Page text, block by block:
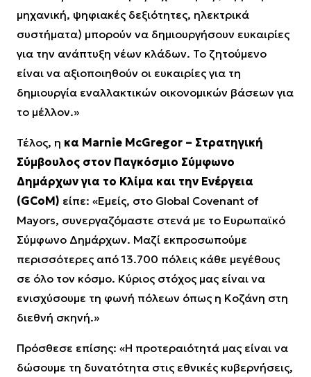
μηχανική, ψηφιακές δεξιότητες, ηλεκτρικά
συστήματα) μπορούν να δημιουργήσουν ευκαιρίες
για την ανάπτυξη νέων κλάδων. Το ζητούμενο
είναι να αξιοποιηθούν οι ευκαιρίες για τη
δημιουργία εναλλακτικών οικονομικών βάσεων για
το μέλλον.»
Τέλος, η κα Marnie McGregor – Στρατηγική
Σύμβουλος στον Παγκόσμιο Σύμφωνο
Δημάρχων για το Κλίμα και την Ενέργεια
(GCoM) είπε: «Εμείς, στο Global Covenant of
Mayors, συνεργαζόμαστε στενά με το Ευρωπαϊκό
Σύμφωνο Δημάρχων. Μαζί εκπροσωπούμε
περισσότερες από 13.700 πόλεις κάθε μεγέθους
σε όλο τον κόσμο. Κύριος στόχος μας είναι να
ενισχύσουμε τη φωνή πόλεων όπως η Κοζάνη στη
διεθνή σκηνή.»
Πρόσθεσε επίσης: «Η προτεραιότητά μας είναι να
δώσουμε τη δυνατότητα στις εθνικές κυβερνήσεις,